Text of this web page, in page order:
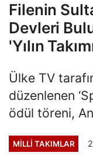
Filenin
Devleri
'Yılın
Ülke TV
düzenlenen
ödül töreni,
MILLI TAKIMLAR